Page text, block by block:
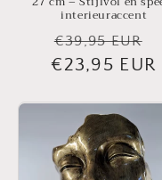
interieuraccent
Normale
prijs
€39,95 EUR
€23,95 EUR